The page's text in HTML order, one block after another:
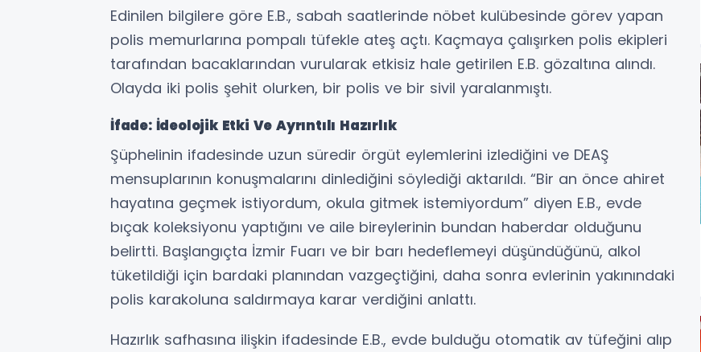
Edinilen bilgilere göre E.B., sabah saatlerinde nöbet kulübesinde görev yapan
polis memurlarına pompalı tüfekle ateş açtı. Kaçmaya çalışırken polis ekipleri
tarafından bacaklarından vurularak etkisiz hale getirilen E.B. gözaltına alındı.
Olayda iki polis şehit olurken, bir polis ve bir sivil yaralanmıştı.
İfade: İdeolojik Etki Ve Ayrıntılı Hazırlık
Şüphelinin ifadesinde uzun süredir örgüt eylemlerini izlediğini ve DEAŞ
mensuplarının konuşmalarını dinlediğini söylediği aktarıldı. “Bir an önce ahiret
hayatına geçmek istiyordum, okula gitmek istemiyordum” diyen E.B., evde
bıçak koleksiyonu yaptığını ve aile bireylerinin bundan haberdar olduğunu
belirtti. Başlangıçta İzmir Fuarı ve bir barı hedeflemeyi düşündüğünü, alkol
tüketildiği için bardaki planından vazgeçtiğini, daha sonra evlerinin yakınındaki
polis karakoluna saldırmaya karar verdiğini anlattı.
Hazırlık safhasına ilişkin ifadesinde E.B., evde bulduğu otomatik av tüfeğini alıp